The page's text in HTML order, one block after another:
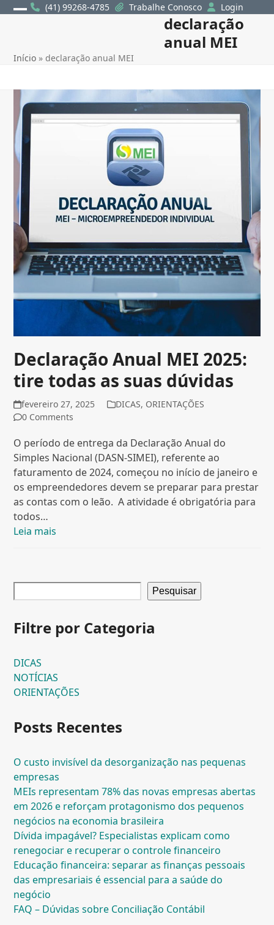
Skip
(41) 99268-4785 Trabalhe Conosco Login
menu
menu
declaração
anual MEI
Início » declaração anual MEI
Declaração Anual MEI 2025:
tire todas as suas dúvidas
fevereiro 27, 2025 DICAS, ORIENTAÇÕES
0 Comments
O período de entrega da Declaração Anual do
Simples Nacional (DASN-SIMEI), referente ao
faturamento de 2024, começou no início de janeiro e
os empreendedores devem se preparar para prestar
as contas com o leão. A atividade é obrigatória para
todos…
Leia mais
Pesquisar
Filtre por Categoria
DICAS
NOTÍCIAS
ORIENTAÇÕES
Posts Recentes
O custo invisível da desorganização nas pequenas
empresas
MEIs representam 78% das novas empresas abertas
em 2026 e reforçam protagonismo dos pequenos
negócios na economia brasileira
Dívida impagável? Especialistas explicam como
renegociar e recuperar o controle financeiro
Educação financeira: separar as finanças pessoais
das empresariais é essencial para a saúde do
negócio
FAQ – Dúvidas sobre Conciliação Contábil